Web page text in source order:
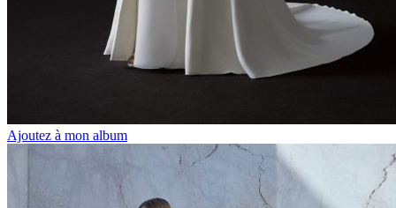
Ajoutez à mon album